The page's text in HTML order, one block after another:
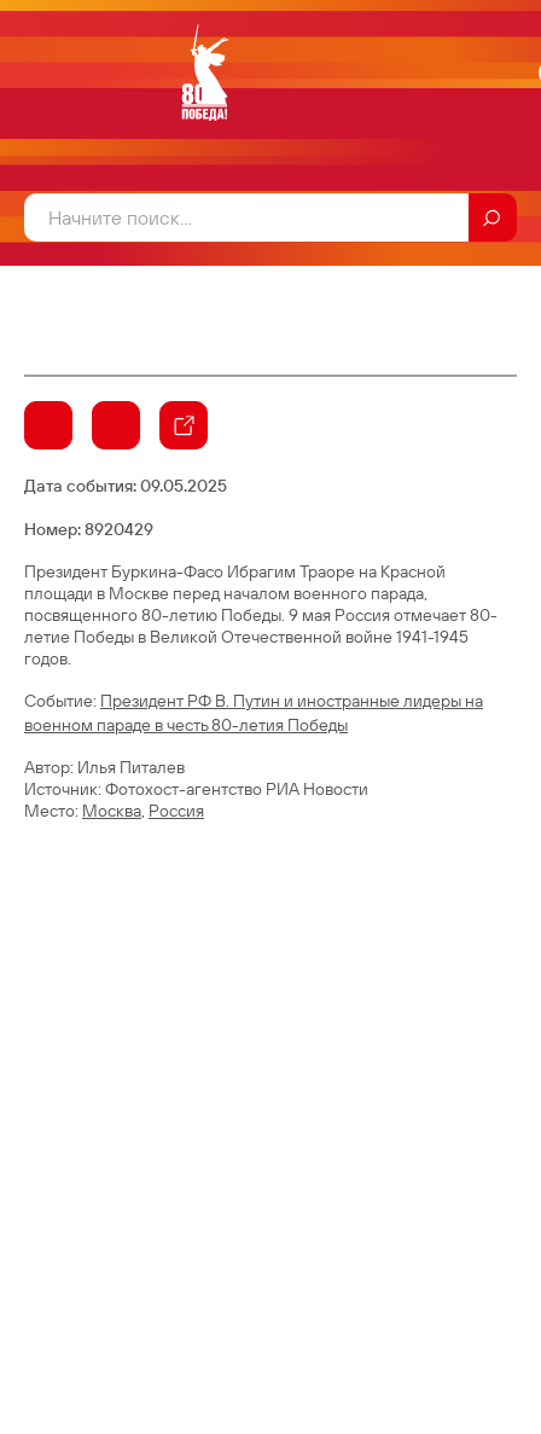
Дата события:09.05.2025
Номер: 8920429
Президент Буркина-Фасо Ибрагим Траоре на Красной
площади в Москве перед началом военного парада,
посвященного 80-летию Победы. 9 мая Россия отмечает 80-
летие Победы в Великой Отечественной войне 1941-1945
годов.
Cобытие: Президент РФ В. Путин и иностранные лидеры на
военном параде в честь 80-летия Победы
Автор: Илья Питалев
Источник: Фотохост-агентство РИА Новости
Место: Москва, Россия